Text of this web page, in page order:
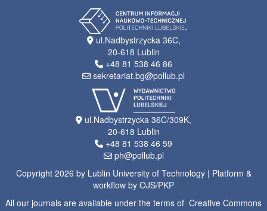
ul.Nadbystrzycka 36C,
20-618 Lublin
+48 81 538 46 86
sekretariat.bg@pollub.pl
ul.Nadbystrzycka 36C/309K,
20-618 Lublin
+48 81 538 46 59
ph@pollub.pl
Copyright 2026 by Lublin University of Technology | Platform &
workflow by OJS/PKP
All our journals are available under the terms of Creative Commons